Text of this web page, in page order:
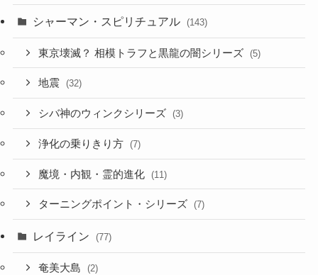
シャーマン・スピリチュアル (143)
東京壊滅？ 相模トラフと黒龍の闇シリーズ (5)
地震 (32)
シバ神のウィンクシリーズ (3)
浄化の乗りきり方 (7)
魔境・内観・霊的進化 (11)
ターニングポイント・シリーズ (7)
レイライン (77)
奄美大島 (2)